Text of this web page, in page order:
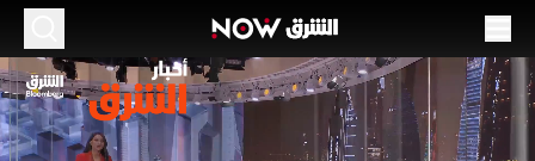
الموسم 2026